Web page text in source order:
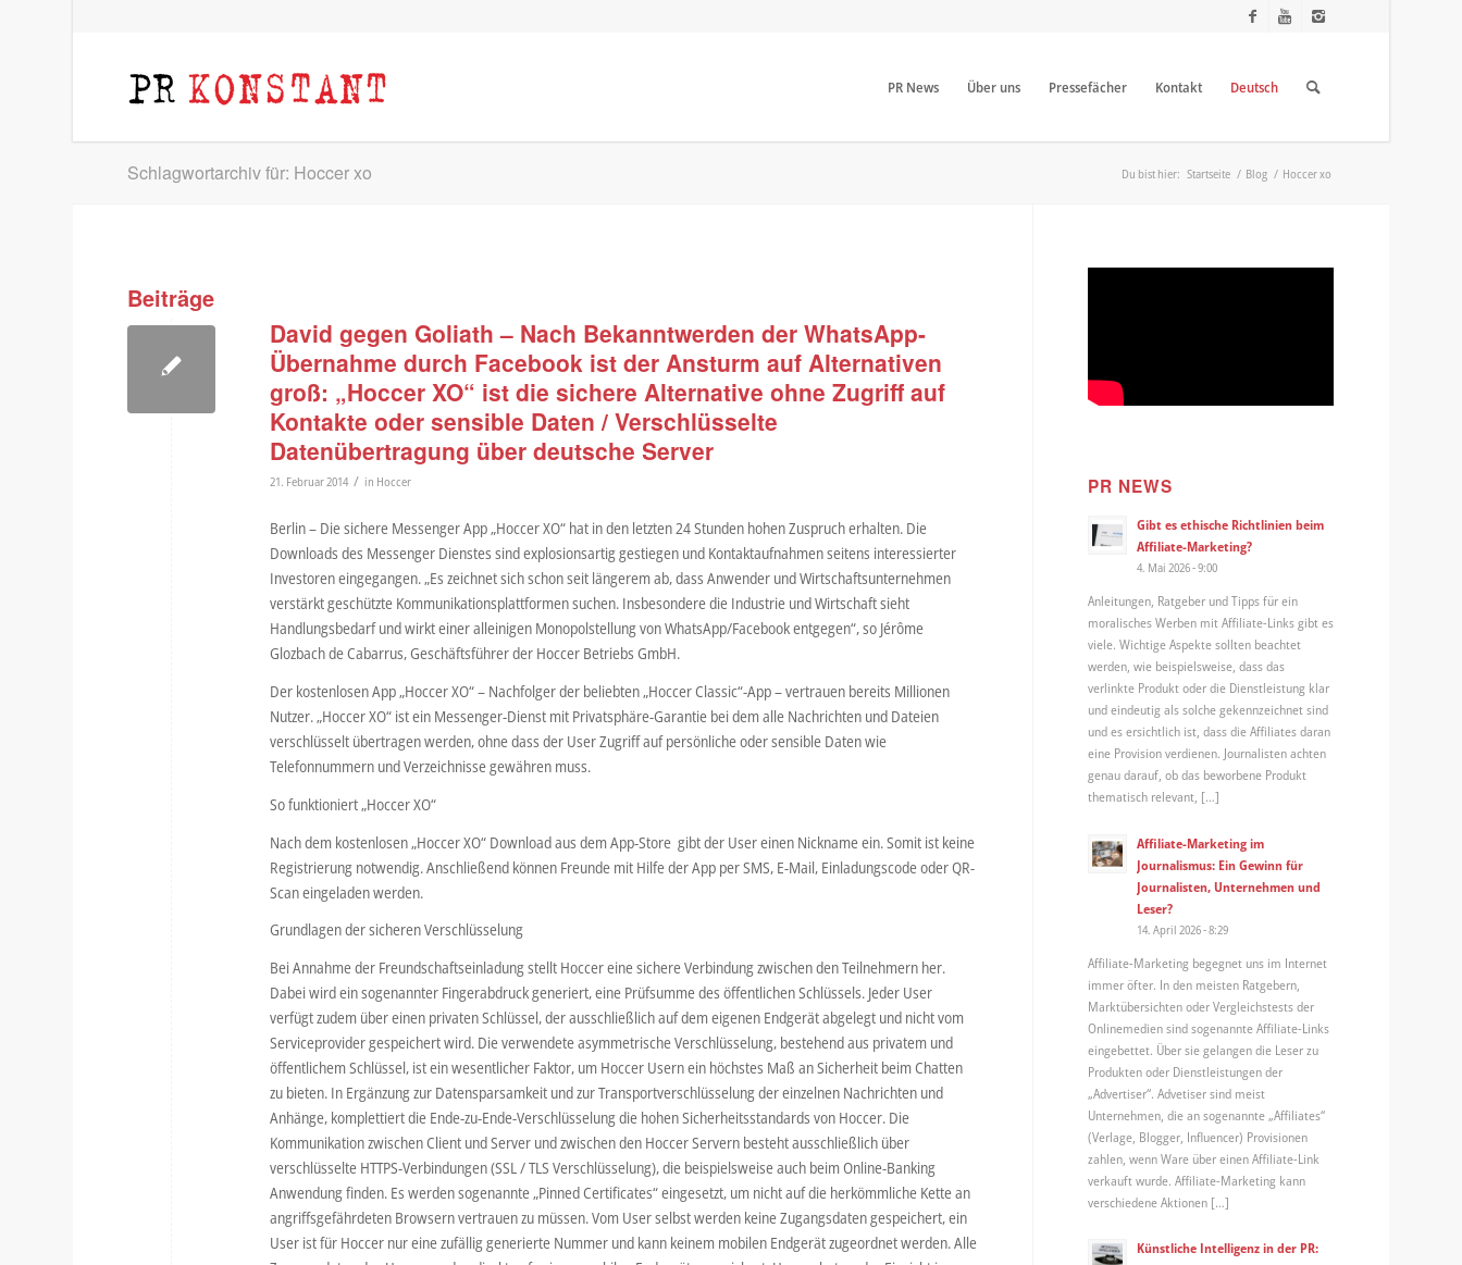
PR News Über uns Pressefächer Kontakt Deutsch
Schlagwortarchiv für: Hoccer xo Du bist hier: Startseite / Blog / Hoccer xo
Beiträge
David gegen Goliath – Nach Bekanntwerden der WhatsApp-
Übernahme durch Facebook ist der Ansturm auf Alternativen
groß: „Hoccer XO“ ist die sichere Alternative ohne Zugriff auf
Kontakte oder sensible Daten / Verschlüsselte
Datenübertragung über deutsche Server
21. Februar 2014 / in Hoccer
Berlin – Die sichere Messenger App „Hoccer XO“ hat in den letzten 24 Stunden hohen Zuspruch erhalten. Die
Downloads des Messenger Dienstes sind explosionsartig gestiegen und Kontaktaufnahmen seitens interessierter
Investoren eingegangen. „Es zeichnet sich schon seit längerem ab, dass Anwender und Wirtschaftsunternehmen
verstärkt geschützte Kommunikationsplattformen suchen. Insbesondere die Industrie und Wirtschaft sieht
Handlungsbedarf und wirkt einer alleinigen Monopolstellung von WhatsApp/Facebook entgegen“, so Jérôme
Glozbach de Cabarrus, Geschäftsführer der Hoccer Betriebs GmbH.
Der kostenlosen App „Hoccer XO“ – Nachfolger der beliebten „Hoccer Classic“-App – vertrauen bereits Millionen
Nutzer. „Hoccer XO“ ist ein Messenger-Dienst mit Privatsphäre-Garantie bei dem alle Nachrichten und Dateien
verschlüsselt übertragen werden, ohne dass der User Zugriff auf persönliche oder sensible Daten wie
Telefonnummern und Verzeichnisse gewähren muss.
So funktioniert „Hoccer XO“
Nach dem kostenlosen „Hoccer XO“ Download aus dem App-Store gibt der User einen Nickname ein. Somit ist keine
Registrierung notwendig. Anschließend können Freunde mit Hilfe der App per SMS, E-Mail, Einladungscode oder QR-
Scan eingeladen werden.
Grundlagen der sicheren Verschlüsselung
Bei Annahme der Freundschaftseinladung stellt Hoccer eine sichere Verbindung zwischen den Teilnehmern her.
Dabei wird ein sogenannter Fingerabdruck generiert, eine Prüfsumme des öffentlichen Schlüssels. Jeder User
verfügt zudem über einen privaten Schlüssel, der ausschließlich auf dem eigenen Endgerät abgelegt und nicht vom
Serviceprovider gespeichert wird. Die verwendete asymmetrische Verschlüsselung, bestehend aus privatem und
öffentlichem Schlüssel, ist ein wesentlicher Faktor, um Hoccer Usern ein höchstes Maß an Sicherheit beim Chatten
zu bieten. In Ergänzung zur Datensparsamkeit und zur Transportverschlüsselung der einzelnen Nachrichten und
Anhänge, komplettiert die Ende-zu-Ende-Verschlüsselung die hohen Sicherheitsstandards von Hoccer. Die
Kommunikation zwischen Client und Server und zwischen den Hoccer Servern besteht ausschließlich über
verschlüsselte HTTPS-Verbindungen (SSL / TLS Verschlüsselung), die beispielsweise auch beim Online-Banking
Anwendung finden. Es werden sogenannte „Pinned Certificates“ eingesetzt, um nicht auf die herkömmliche Kette an
angriffsgefährdeten Browsern vertrauen zu müssen. Vom User selbst werden keine Zugangsdaten gespeichert, ein
User ist für Hoccer nur eine zufällig generierte Nummer und kann keinem mobilen Endgerät zugeordnet werden. Alle
PR NEWS
Gibt es ethische Richtlinien beim
Affiliate-Marketing?
4. Mai 2026 - 9:00
Anleitungen, Ratgeber und Tipps für ein
moralisches Werben mit Affiliate-Links gibt es
viele. Wichtige Aspekte sollten beachtet
werden, wie beispielsweise, dass das
verlinkte Produkt oder die Dienstleistung klar
und eindeutig als solche gekennzeichnet sind
und es ersichtlich ist, dass die Affiliates daran
eine Provision verdienen. Journalisten achten
genau darauf, ob das beworbene Produkt
thematisch relevant, […]
Affiliate-Marketing im
Journalismus: Ein Gewinn für
Journalisten, Unternehmen und
Leser?
14. April 2026 - 8:29
Affiliate-Marketing begegnet uns im Internet
immer öfter. In den meisten Ratgebern,
Marktübersichten oder Vergleichstests der
Onlinemedien sind sogenannte Affiliate-Links
eingebettet. Über sie gelangen die Leser zu
Produkten oder Dienstleistungen der
„Advertiser“. Advetiser sind meist
Unternehmen, die an sogenannte „Affiliates“
(Verlage, Blogger, Influencer) Provisionen
zahlen, wenn Ware über einen Affiliate-Link
verkauft wurde. Affiliate-Marketing kann
verschiedene Aktionen […]
Künstliche Intelligenz in der PR: